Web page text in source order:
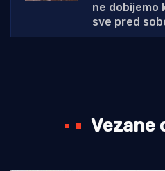
ne dobijemo
sve pred
Vezane